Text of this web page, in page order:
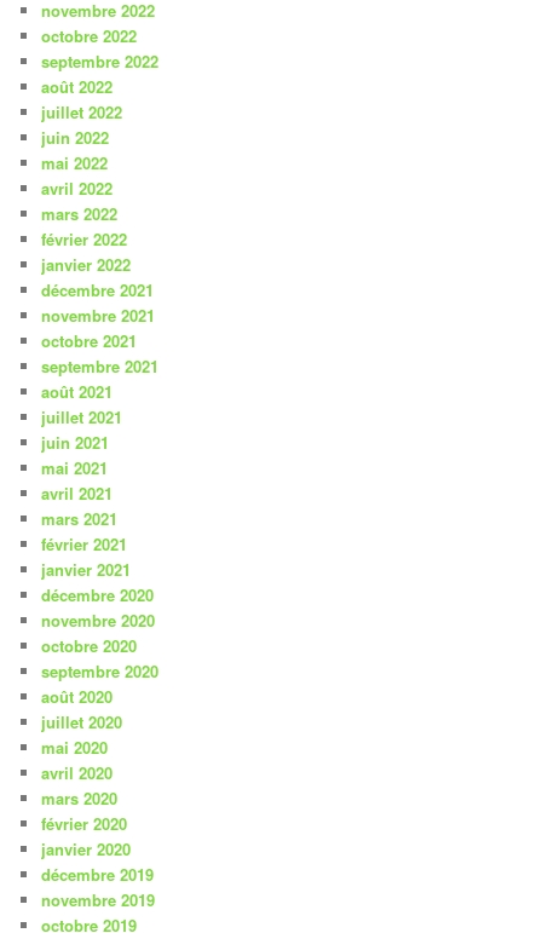
novembre 2022
octobre 2022
septembre 2022
août 2022
juillet 2022
juin 2022
mai 2022
avril 2022
mars 2022
février 2022
janvier 2022
décembre 2021
novembre 2021
octobre 2021
septembre 2021
août 2021
juillet 2021
juin 2021
mai 2021
avril 2021
mars 2021
février 2021
janvier 2021
décembre 2020
novembre 2020
octobre 2020
septembre 2020
août 2020
juillet 2020
mai 2020
avril 2020
mars 2020
février 2020
janvier 2020
décembre 2019
novembre 2019
octobre 2019